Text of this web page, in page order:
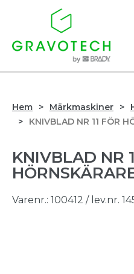
Hem Märkmaskiner
KNIVBLAD NR 11 FÖR
KNIVBLAD NR
Varenr.: 100412 / lev.nr.